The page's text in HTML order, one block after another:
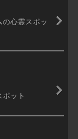
心霊スポッ
ット